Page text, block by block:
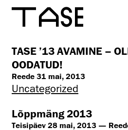
TASE
TASE ’13 AVAMINE –
OODATUD!
Reede 31 mai, 2013
Uncategorized
Lõppmäng 2013
Teisipäev 28 mai, 2013 —